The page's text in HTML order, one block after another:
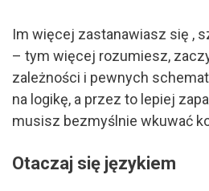
Im więcej zastanawiasz się ,
– tym więcej rozumiesz,
zależności i pewnych
na logikę, a przez to lepiej
musisz bezmyślnie wkuwać
Otaczaj się językiem